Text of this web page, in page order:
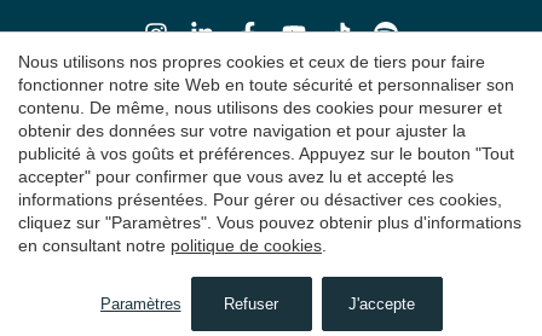
Copyright 2026 © Durán Carasso
Avis juridique
Politique de Confidentialité
Nous utilisons nos propres cookies et ceux de tiers pour faire
fonctionner notre site Web en toute sécurité et personnaliser son
contenu. De même, nous utilisons des cookies pour mesurer et
obtenir des données sur votre navigation et pour ajuster la
publicité à vos goûts et préférences. Appuyez sur le bouton "Tout
accepter" pour confirmer que vous avez lu et accepté les
informations présentées. Pour gérer ou désactiver ces cookies,
cliquez sur "Paramètres". Vous pouvez obtenir plus d'informations
en consultant notre politique de cookies.
Paramètres Refuser J'accepte
Enregistrer les paramètres Tout accepter